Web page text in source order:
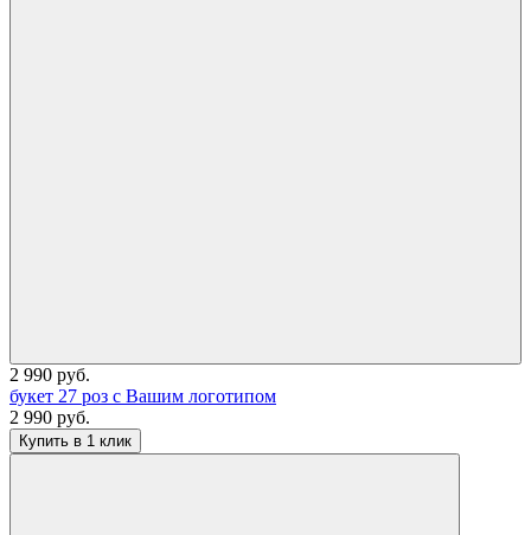
2 990 руб.
букет 27 роз с Вашим логотипом
2 990 руб.
Купить в 1 клик